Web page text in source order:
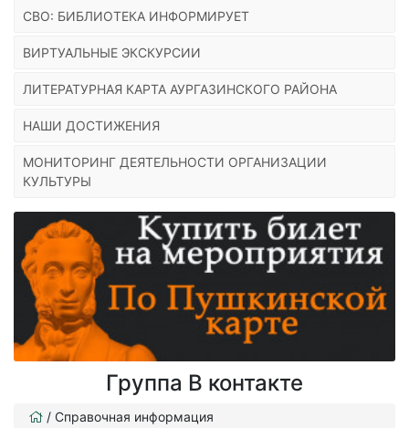
СВО: БИБЛИОТЕКА ИНФОРМИРУЕТ
ВИРТУАЛЬНЫЕ ЭКСКУРСИИ
ЛИТЕРАТУРНАЯ КАРТА АУРГАЗИНСКОГО РАЙОНА
НАШИ ДОСТИЖЕНИЯ
МОНИТОРИНГ ДЕЯТЕЛЬНОСТИ ОРГАНИЗАЦИИ
КУЛЬТУРЫ
Группа В контакте
/ Справочная информация